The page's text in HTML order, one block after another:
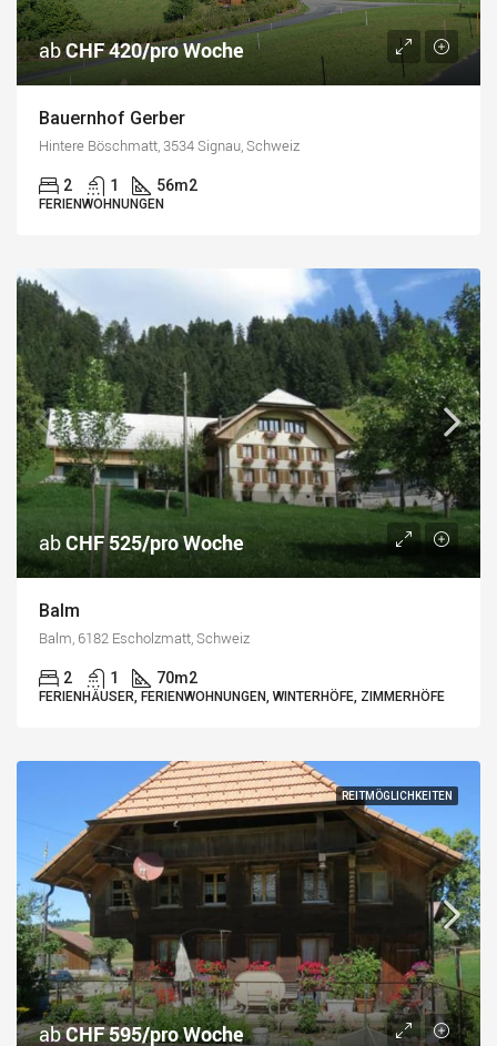
abCHF 420/pro Woche
Bauernhof Gerber
Hintere Böschmatt, 3534 Signau, Schweiz
2 1 56m2
FERIENWOHNUNGEN
abCHF 525/pro Woche
Balm
Balm, 6182 Escholzmatt, Schweiz
2 1 70m2
FERIENHÄUSER, FERIENWOHNUNGEN, WINTERHÖFE, ZIMMERHÖFE
REITMÖGLICHKEITEN
abCHF 595/pro Woche